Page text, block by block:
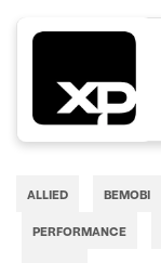
ALLIED BEMOBI
PERFORMANCE